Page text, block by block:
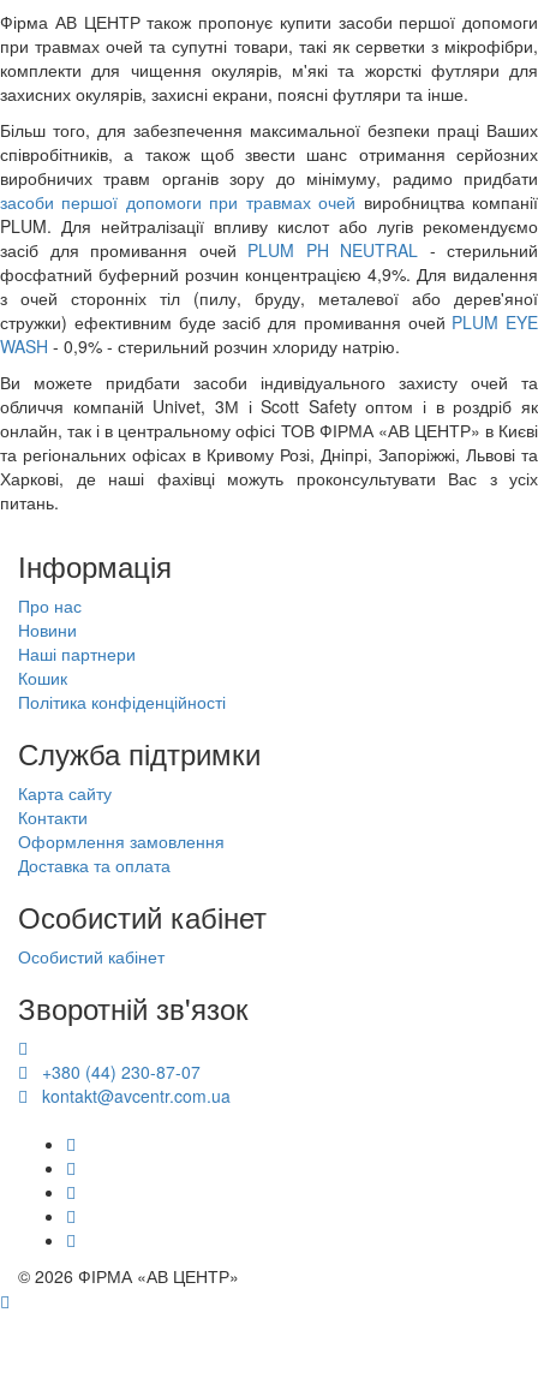
Фірма АВ ЦЕНТР також пропонує купити засоби першої допомоги
при травмах очей та супутні товари, такі як серветки з мікрофібри,
комплекти для чищення окулярів, м'які та жорсткі футляри для
захисних окулярів, захисні екрани, поясні футляри та інше.
Більш того, для забезпечення максимальної безпеки праці Ваших
співробітників, а також щоб звести шанс отримання серйозних
виробничих травм органів зору до мінімуму, радимо придбати
засоби першої допомоги при травмах очей виробництва компанії
PLUM. Для нейтралізації впливу кислот або лугів рекомендуємо
засіб для промивання очей PLUM PH NEUTRAL - стерильний
фосфатний буферний розчин концентрацією 4,9%. Для видалення
з очей сторонніх тіл (пилу, бруду, металевої або дерев'яної
стружки) ефективним буде засіб для промивання очей PLUM EYE
WASH - 0,9% - стерильний розчин хлориду натрію.
Ви можете придбати засоби індивідуального захисту очей та
обличчя компаній Univet, 3М іScott Safetyоптом і в роздріб як
онлайн, так і в центральному офісі ТОВ ФІРМА «АВ ЦЕНТР» в Києві
та регіональних офісах в Кривому Розі, Дніпрі, Запоріжжі, Львові та
Харкові, де наші фахівці можуть проконсультувати Вас з усіх
питань.
Інформація
Про нас
Новини
Наші партнери
Кошик
Політика конфіденційності
Служба підтримки
Карта сайту
Контакти
Оформлення замовлення
Доставка та оплата
Особистий кабінет
Особистий кабінет
Зворотній зв'язок
+380 (44) 230-87-07
kontakt@avcentr.com.ua
© 2026 ФІРМА «АВ ЦЕНТР»